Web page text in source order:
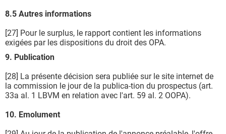
8.5 Autres informations
[27] Pour le surplus, le rapport contient les informations
exigées par les dispositions du droit des OPA.
9. Publication
[28] La présente décision sera publiée sur le site internet de
la commission le jour de la publica-tion du prospectus (art.
33a al. 1 LBVM en relation avec l'art. 59 al. 2 OOPA).
10. Emolument